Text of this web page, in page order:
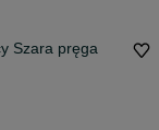
Szara pręga